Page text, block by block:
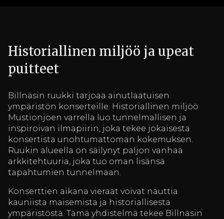
Historiallinen miljöö ja upeat
puitteet
Billnäsin ruukki tarjoaa ainutlaatuisen
ympäristön konserteille. Historiallinen miljöö
Mustionjoen varrella luo tunnelmallisen ja
inspiroivan ilmapiirin, joka tekee jokaisesta
konsertista unohtumattoman kokemuksen.
Ruukin alueella on säilynyt paljon vanhaa
arkkitehtuuria, joka tuo oman lisänsä
tapahtumien tunnelmaan.
Konserttien aikana vieraat voivat nauttia
kauniista maisemista ja historiallisesta
ympäristöstä. Tämä yhdistelmä tekee Billnäsin